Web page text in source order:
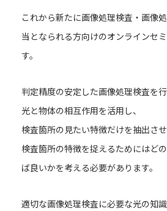
これから新たに画像処理検査・画像
当となられる方向けのオンラインセ
す。
判定精度の安定した画像処理検査を
光と物体の相互作用を活用し、
検査箇所の見たい特徴だけを抽出させ
検査箇所の特徴を捉えるためにはど
ば良いかを考える必要があります。
適切な画像処理検査に必要な光の知